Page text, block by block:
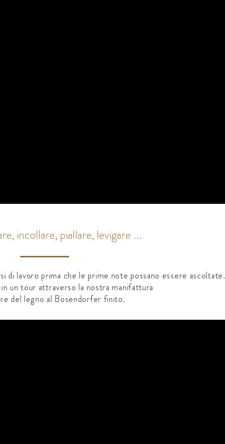
incollare, piallare, levigare ...
di lavoro prima che le prime note possano essere ascoltate.
un tour attraverso la nostra manifattura
del legno al Bösendorfer finito.